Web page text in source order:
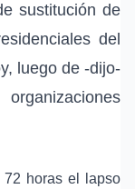
sustitución de
del
luego de -dijo-
horas el lapso